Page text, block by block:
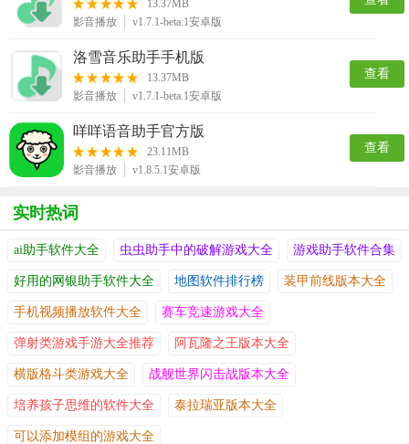
13.37MB
影音播放
v1.7.1-beta.1安卓版
洛雪音乐助手手机版
13.37MB
影音播放
v1.7.1-beta.1安卓版
查看
咩咩语音助手官方版
23.11MB
影音播放
v1.8.5.1安卓版
查看
实时热词
ai助手软件大全 虫虫助手中的破解游戏大全 游戏助手软件合集
好用的网银助手软件大全 地图软件排行榜 装甲前线版本大全
手机视频播放软件大全 赛车竞速游戏大全
弹射类游戏手游大全推荐 阿瓦隆之王版本大全
横版格斗类游戏大全 战舰世界闪击战版本大全
培养孩子思维的软件大全 泰拉瑞亚版本大全
可以添加模组的游戏大全